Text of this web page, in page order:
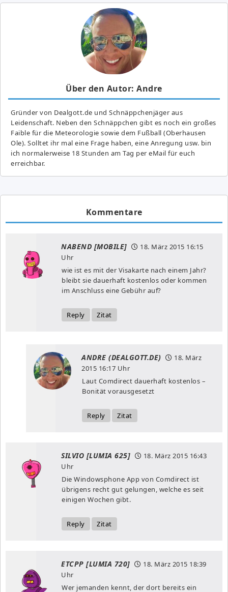
Über den Autor: Andre
Gründer von Dealgott.de und Schnäppchenjäger aus
Leidenschaft. Neben den Schnäppchen gibt es noch ein großes
Fai­ble für die Meteorologie sowie dem Fußball (Oberhausen
Ole). Solltet ihr mal eine Frage haben, eine Anregung usw. bin
ich normalerweise 18 Stunden am Tag per eMail für euch
erreichbar.
Kommentare
NABEND [MOBILE] 18. März 2015 16:15
Uhr
wie ist es mit der Visakarte nach einem Jahr?
bleibt sie dauerhaft kostenlos oder kommen
im Anschluss eine Gebühr auf?
Reply Zitat
ANDRE (DEALGOTT.DE)
18. März
2015 16:17 Uhr
Laut Comdirect dauerhaft kostenlos –
Bonität vorausgesetzt
Reply Zitat
SILVIO [LUMIA 625] 18. März 2015 16:43
Uhr
Die Windowsphone App von Comdirect ist
übrigens recht gut gelungen, welche es seit
einigen Wochen gibt.
Reply Zitat
ETCPP [LUMIA 720] 18. März 2015 18:39
Uhr
Wer jemanden kennt, der dort bereits ein